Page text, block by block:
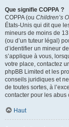
Que signifie COPPA ?
COPPA (ou Children’s
États-Unis qui dit que
mineurs de moins de
(ou d’un tuteur légal)
d’identifier un mineur
s’applique à vous,
votre place, contactez
phpBB Limited et les
conseils juridiques et
de toutes sortes, à
contacter pour les abus
Haut